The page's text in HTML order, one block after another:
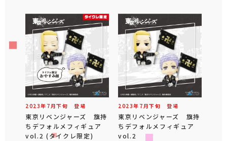
2023年 7 月下旬 登場
東京リベンジャーズ 旗持
ちデフォルメフィギュア
vol.2 (タイクレ限定)
2023年 7 月下旬 登場
東京リベンジャーズ 旗持
ちデフォルメフィギュア
vol.2